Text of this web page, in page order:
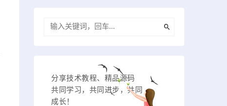
分享技术教程、精品源码
共同学习，共同进步，共同
成长！